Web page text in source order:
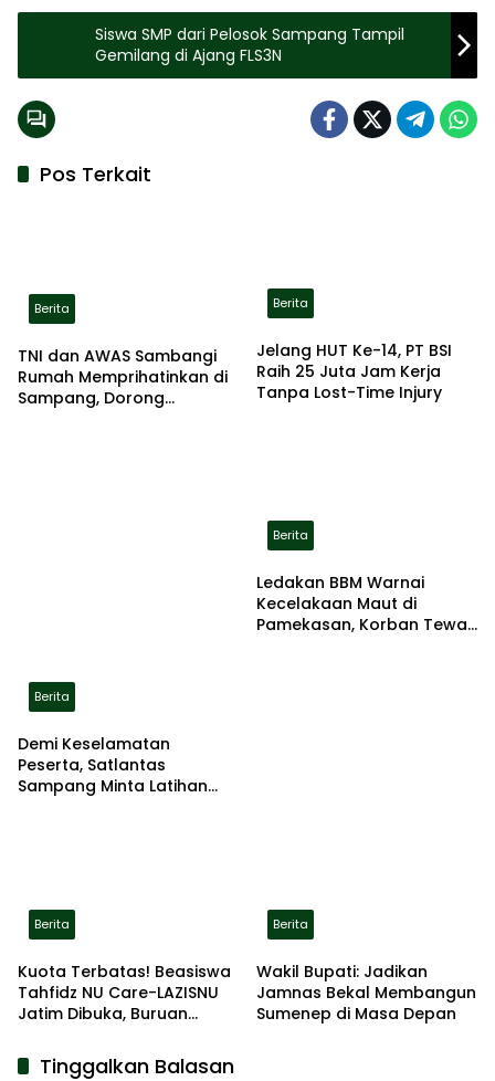
Siswa SMP dari Pelosok Sampang Tampil
Gemilang di Ajang FLS3N
Pos Terkait
Berita
TNI dan AWAS Sambangi
Rumah Memprihatinkan di
Sampang, Dorong
Berita
Jelang HUT Ke-14, PT BSI
Raih 25 Juta Jam Kerja
Tanpa Lost-Time Injury
Berita
Demi Keselamatan
Peserta, Satlantas
Sampang Minta Latihan
Berita
Ledakan BBM Warnai
Kecelakaan Maut di
Pamekasan, Korban Tewas
Berita
Kuota Terbatas! Beasiswa
Tahfidz NU Care-LAZISNU
Jatim Dibuka, Buruan
Berita
Wakil Bupati: Jadikan
Jamnas Bekal Membangun
Sumenep di Masa Depan
Tinggalkan Balasan